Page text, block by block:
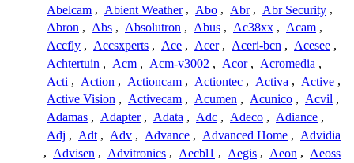
Abelcam , Abient Weather , Abo , Abr , Abr Security ,
Abron , Abs , Absolutron , Abus , Ac38xx , Acam ,
Accfly , Accsxperts , Ace , Acer , Aceri-bcn , Acesee ,
Achtertuin , Acm , Acm-v3002 , Acor , Acromedia ,
Acti , Action , Actioncam , Actiontec , Activa , Active ,
Active Vision , Activecam , Acumen , Acunico , Acvil ,
Adamas , Adapter , Adata , Adc , Adeco , Adiance ,
Adj , Adt , Adv , Advance , Advanced Home , Advidia
, Advisen , Advitronics , Aecbl1 , Aegis , Aeon , Aeoss